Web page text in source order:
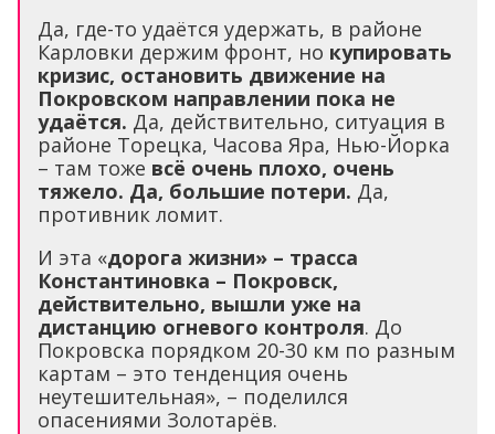
Да, где-то удаётся удержать, в районе
Карловки держим фронт, но купировать
кризис, остановить движение на
Покровском направлении пока не
удаётся. Да, действительно, ситуация в
районе Торецка, Часова Яра, Нью-Йорка
– там тоже всё очень плохо, очень
тяжело. Да, большие потери. Да,
противник ломит.
И эта «дорога жизни» – трасса
Константиновка – Покровск,
действительно, вышли уже на
дистанцию огневого контроля. До
Покровска порядком 20-30 км по разным
картам – это тенденция очень
неутешительная», – поделился
опасениями Золотарёв.